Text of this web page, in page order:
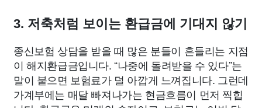
3. 저축처럼 보이는 환급금에 기대지 않기
종신보험 상담을 받을 때 많은 분들이 흔들리는 지점
이 해지환급금입니다. “나중에 돌려받을 수 있다”는
말이 붙으면 보험료가 덜 아깝게 느껴집니다. 그런데
가계부에는 매달 빠져나가는 현금흐름이 먼저 찍힙